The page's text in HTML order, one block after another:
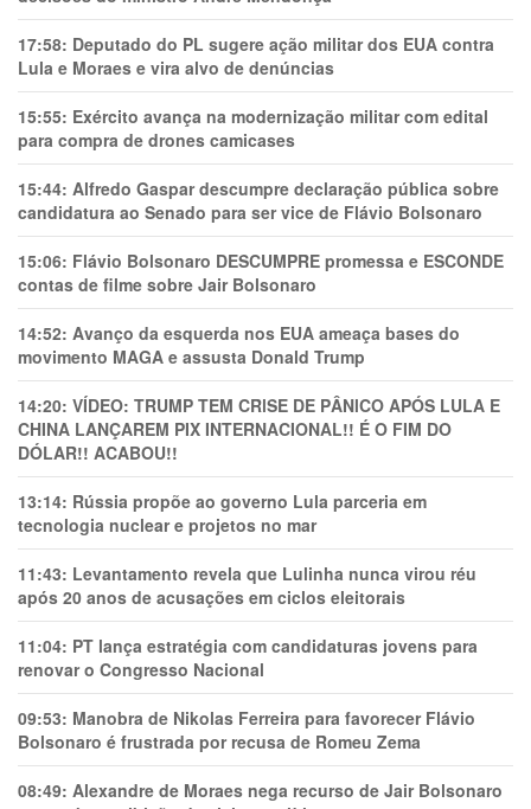
17:58: Deputado do PL sugere ação militar dos EUA contra
Lula e Moraes e vira alvo de denúncias
15:55: Exército avança na modernização militar com edital
para compra de drones camicases
15:44: Alfredo Gaspar descumpre declaração pública sobre
candidatura ao Senado para ser vice de Flávio Bolsonaro
15:06: Flávio Bolsonaro DESCUMPRE promessa e ESCONDE
contas de filme sobre Jair Bolsonaro
14:52: Avanço da esquerda nos EUA ameaça bases do
movimento MAGA e assusta Donald Trump
14:20: VÍDEO: TRUMP TEM CRlSE DE PÂNlCO APÓS LULA E
CHINA LANÇAREM PIX INTERNACIONAL!! É O FIM DO
DÓLAR!! ACABOU!!
13:14: Rússia propõe ao governo Lula parceria em
tecnologia nuclear e projetos no mar
11:43: Levantamento revela que Lulinha nunca virou réu
após 20 anos de acusações em ciclos eleitorais
11:04: PT lança estratégia com candidaturas jovens para
renovar o Congresso Nacional
09:53: Manobra de Nikolas Ferreira para favorecer Flávio
Bolsonaro é frustrada por recusa de Romeu Zema
08:49: Alexandre de Moraes nega recurso de Jair Bolsonaro